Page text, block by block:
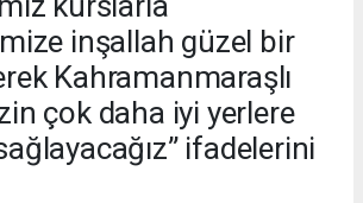
inşallah güzel bir
Kahramanmaraşlı
çok daha iyi yerlere
ifadelerini